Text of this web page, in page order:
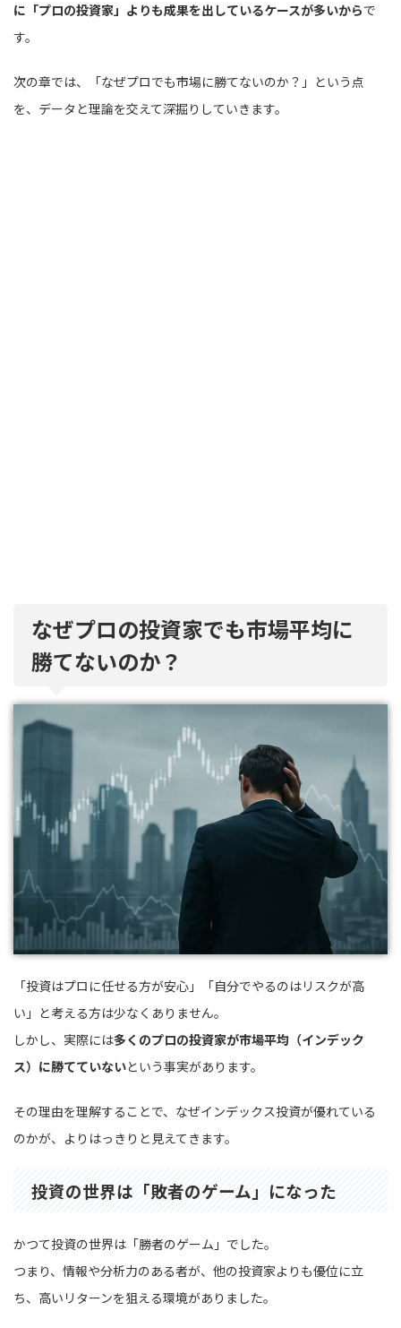
に「プロの投資家」よりも成果を出しているケースが多いからで
す。
次の章では、「なぜプロでも市場に勝てないのか？」という点
を、データと理論を交えて深掘りしていきます。
なぜプロの投資家でも市場平均に
勝てないのか？
「投資はプロに任せる方が安心」「自分でやるのはリスクが高
い」と考える方は少なくありません。
しかし、実際には多くのプロの投資家が市場平均（インデック
ス）に勝てていないという事実があります。
その理由を理解することで、なぜインデックス投資が優れている
のかが、よりはっきりと見えてきます。
投資の世界は「敗者のゲーム」になった
かつて投資の世界は「勝者のゲーム」でした。
つまり、情報や分析力のある者が、他の投資家よりも優位に立
ち、高いリターンを狙える環境がありました。